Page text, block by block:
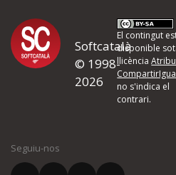
Proposeu-
d'errors
Si heu trobat un error o voleu
quina és la millora que proposeu
Softcatalà
© 1998-
2026
El contingut
disponible
llicència
no s'indica el
contrari.
Seguiu-nos